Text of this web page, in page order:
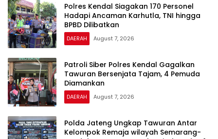
Polres Kendal Siagakan 170 Personel
Hadapi Ancaman Karhutla, TNI hingga
BPBD Dilibatkan
DAERAH August 7, 2026
Patroli Siber Polres Kendal Gagalkan
Tawuran Bersenjata Tajam, 4 Pemuda
Diamankan
DAERAH August 7, 2026
Polda Jateng Ungkap Tawuran Antar
Kelompok Remaja wilayah Semarang-